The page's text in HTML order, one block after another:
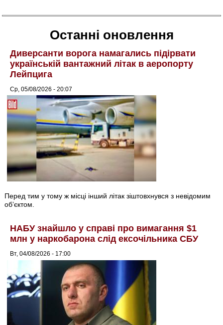
Останні оновлення
Диверсанти ворога намагались підірвати
українській вантажний літак в аеропорту
Лейпцига
Ср, 05/08/2026 - 20:07
Перед тим у тому ж місці інший літак зіштовхнувся з невідомим
об’єктом.
НАБУ знайшло у справі про вимагання $1
млн у наркобарона слід ексочільника СБУ
Вт, 04/08/2026 - 17:00